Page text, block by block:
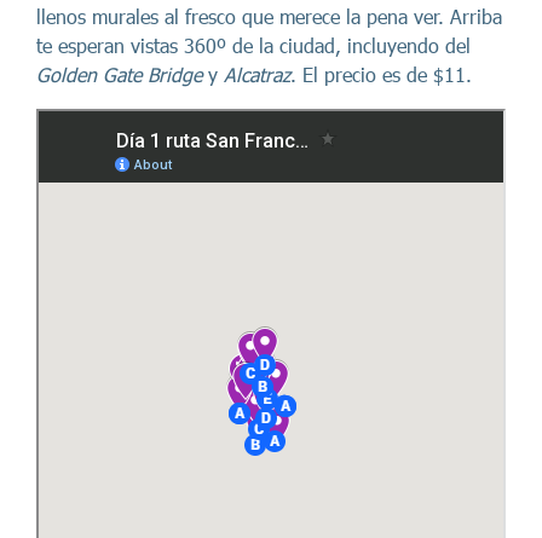
llenos murales al fresco que merece la pena ver. Arriba
te esperan vistas 360º de la ciudad, incluyendo del
Golden Gate Bridgey Alcatraz. El precio es de $11.